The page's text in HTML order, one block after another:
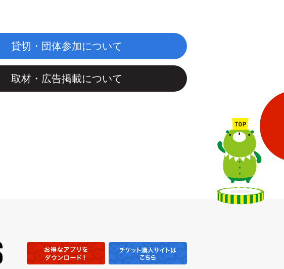
貸切・団体参加について
取材・広告掲載について